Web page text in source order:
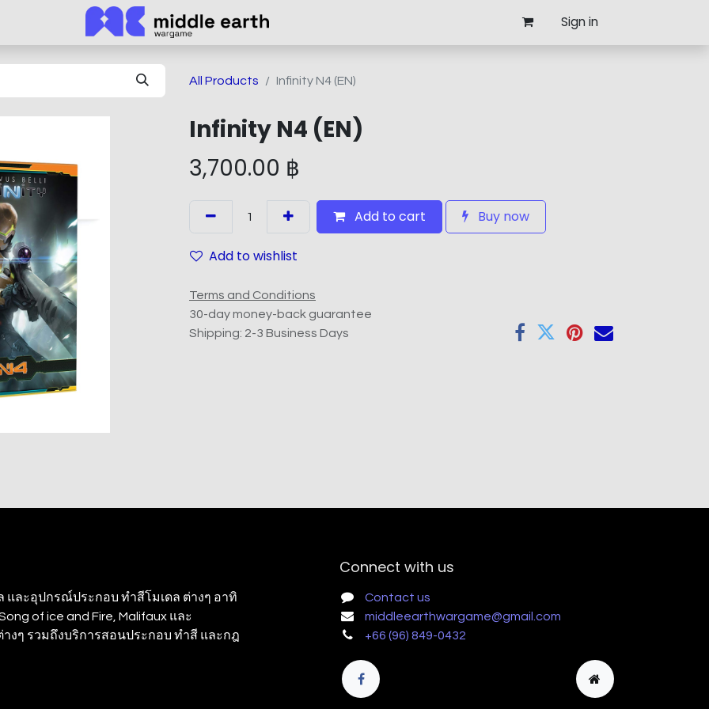
Sign in
All Products Infinity N4 (EN)
Infinity N4 (EN)
3,700.00 ฿
Add to cart Buy now
Add to wishlist
Terms and Conditions
30-day money-back guarantee
Shipping: 2-3 Business Days
และอุปกรณ์ประกอบ ทำสีโมเดล ต่างๆ อาทิ
of ice and Fire, Malifaux และ
างๆ รวมถึงบริการสอนประกอบ ทำสี และกฎ
Connect with us
Contact us
middleearthwargame@gmail.com
+66 (96) 849-0432